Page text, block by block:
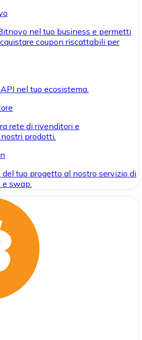
nel tuo business e permetti
coupon riscattabili per
nel tuo ecosistema.
rete di rivenditori e
prodotti.
tuo progetto al nostro servizio di
e swap.